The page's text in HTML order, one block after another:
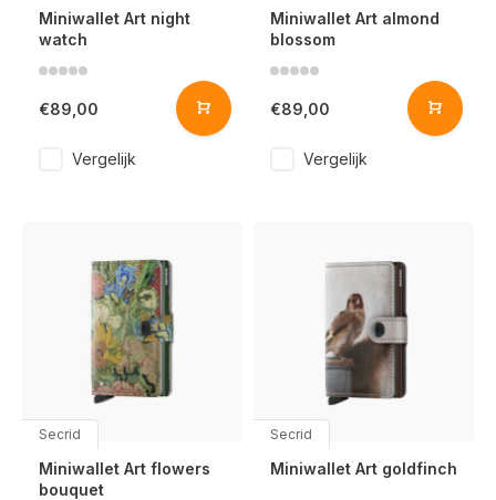
Miniwallet Art night
watch
€89,00
Vergelijk
Miniwallet Art almond
blossom
€89,00
Vergelijk
Secrid
Miniwallet Art flowers
bouquet
Secrid
Miniwallet Art goldfinch